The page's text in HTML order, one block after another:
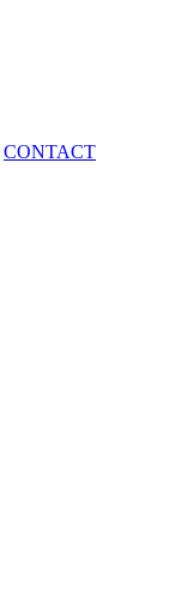
CONTACT